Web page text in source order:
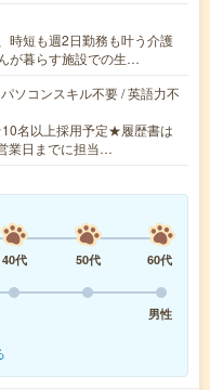
時短も週2日勤務も叶う介護
が暮らす施設での生…
ソコンスキル不要 / 英語力不
名以上採用予定★履歴書は
業日までに担当…
40代 50代
60代
男性